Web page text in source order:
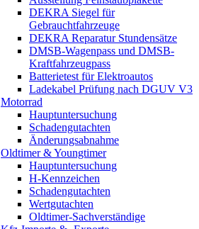
DEKRA Siegel für
Gebrauchtfahrzeuge
DEKRA Reparatur Stundensätze
DMSB-Wagenpass und DMSB-
Kraftfahrzeugpass
Batterietest für Elektroautos
Ladekabel Prüfung nach DGUV V3
Motorrad
Hauptuntersuchung
Schadengutachten
Änderungsabnahme
Oldtimer & Youngtimer
Hauptuntersuchung
H-Kennzeichen
Schadengutachten
Wertgutachten
Oldtimer-Sachverständige